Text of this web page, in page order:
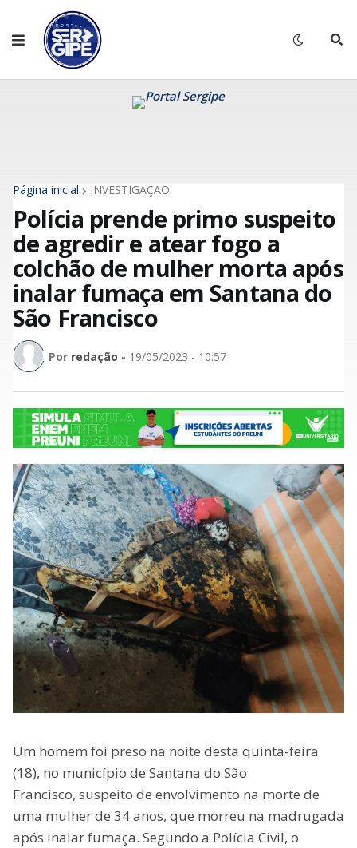
Página inicial INVESTIGAÇÃO
Polícia prende primo suspeito
de agredir e atear fogo a
colchão de mulher morta após
inalar fumaça em Santana do
São Francisco
Por redação - 19/05/2023 - 10:57
Um homem foi preso na noite desta quinta-feira
(18), no município de Santana do São
Francisco, suspeito de envolvimento na morte de
uma mulher de 34 anos, que morreu na madrugada
após inalar fumaça. Segundo a Polícia Civil, o